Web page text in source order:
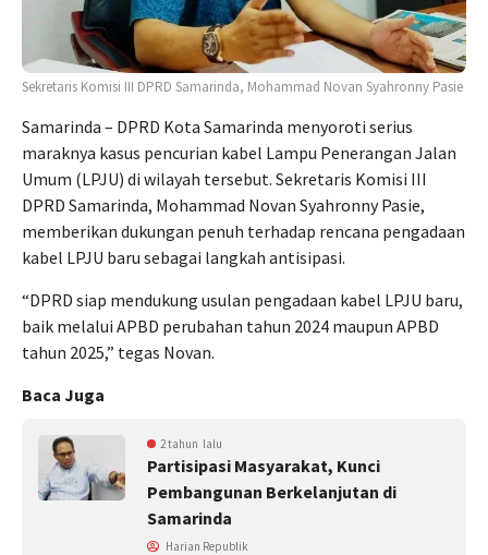
Sekretaris Komisi III DPRD Samarinda, Mohammad Novan Syahronny Pasie
Samarinda – DPRD Kota Samarinda menyoroti serius
maraknya kasus pencurian kabel Lampu Penerangan Jalan
Umum (LPJU) di wilayah tersebut. Sekretaris Komisi III
DPRD Samarinda, Mohammad Novan Syahronny Pasie,
memberikan dukungan penuh terhadap rencana pengadaan
kabel LPJU baru sebagai langkah antisipasi.
“DPRD siap mendukung usulan pengadaan kabel LPJU baru,
baik melalui APBD perubahan tahun 2024 maupun APBD
tahun 2025,” tegas Novan.
Baca Juga
2 tahun lalu
Partisipasi Masyarakat, Kunci
Pembangunan Berkelanjutan di
Samarinda
Harian Republik